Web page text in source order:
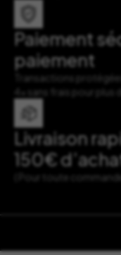
Paiement
paiement
Transactions
4x sans frais pour plus
Livraison
150€
( Pour toute